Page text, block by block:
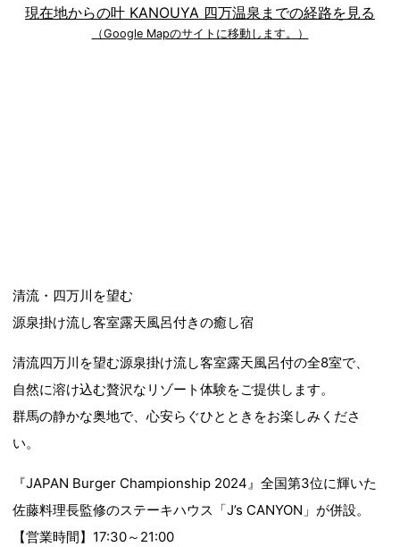
現在地からの叶 KANOUYA 四万温泉までの経路を見る
（Google Mapのサイトに移動します。）
清流・四万川を望む
源泉掛け流し客室露天風呂付きの癒し宿
清流四万川を望む源泉掛け流し客室露天風呂付の全8室で、
自然に溶け込む贅沢なリゾート体験をご提供します。
群馬の静かな奥地で、心安らぐひとときをお楽しみくださ
い。
『JAPAN Burger Championship 2024』全国第3位に輝いた
佐藤料理長監修のステーキハウス「J’s CANYON」が併設。
【営業時間】17:30～21:00